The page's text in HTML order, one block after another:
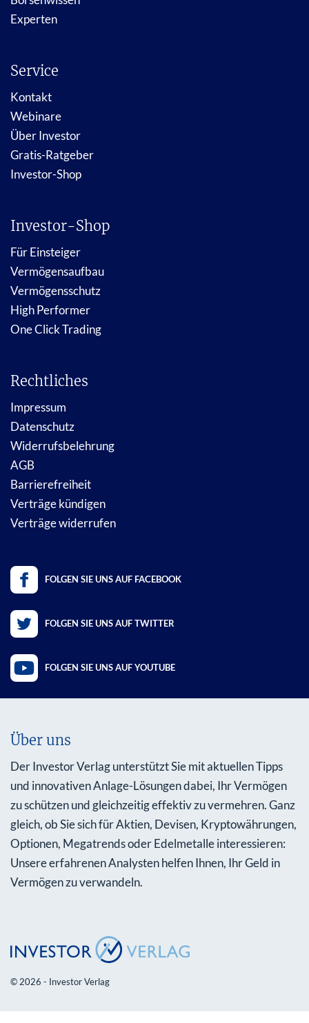
Experten
Service
Kontakt
Webinare
Über Investor
Gratis-Ratgeber
Investor-Shop
Investor-Shop
Für Einsteiger
Vermögensaufbau
Vermögensschutz
High Performer
One Click Trading
Rechtliches
Impressum
Datenschutz
Widerrufsbelehrung
AGB
Barrierefreiheit
Verträge kündigen
Verträge widerrufen
FOLGEN SIE UNS AUF FACEBOOK
FOLGEN SIE UNS AUF TWITTER
FOLGEN SIE UNS AUF YOUTUBE
Über uns
Der Investor Verlag unterstützt Sie mit aktuellen Tipps
und innovativen Anlage-Lösungen dabei, Ihr Vermögen
zu schützen und gleichzeitig effektiv zu vermehren. Ganz
gleich, ob Sie sich für Aktien, Devisen, Kryptowährungen,
Optionen, Megatrends oder Edelmetalle interessieren:
Unsere erfahrenen Analysten helfen Ihnen, Ihr Geld in
Vermögen zu verwandeln.
© 2026 - Investor Verlag